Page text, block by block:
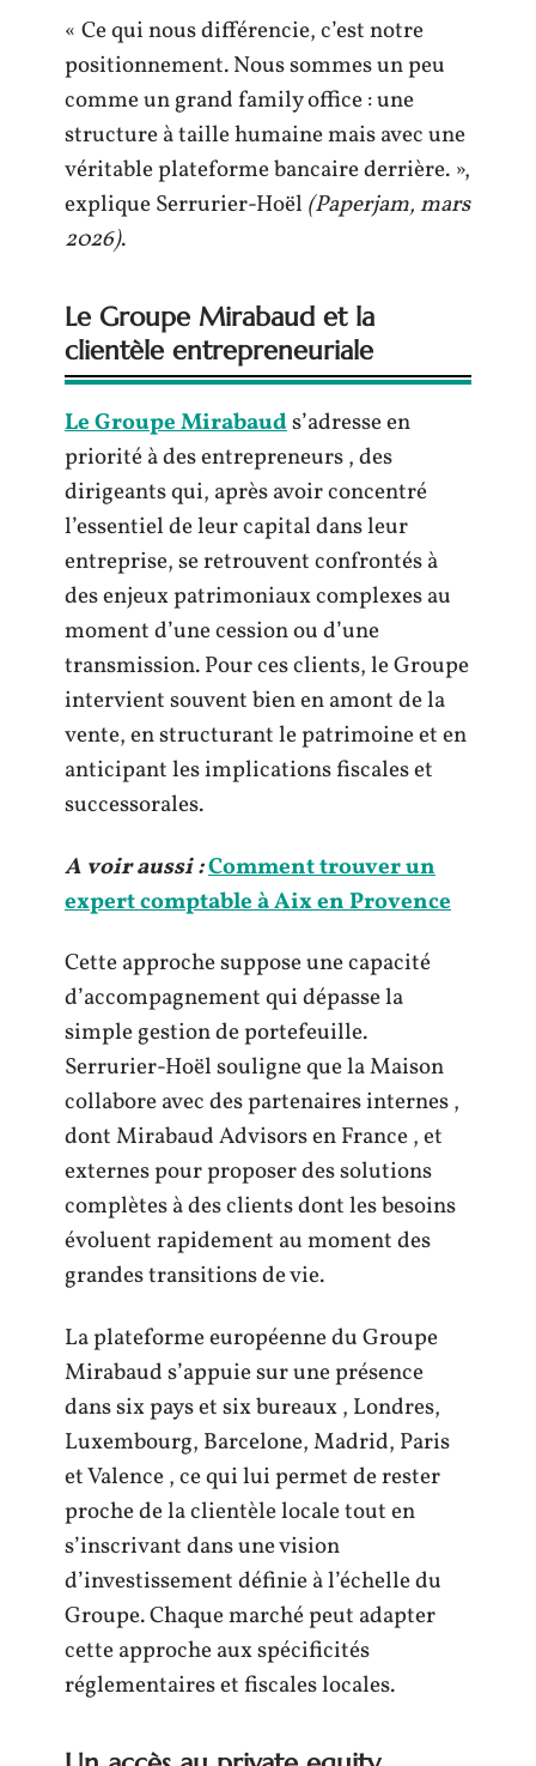
« Ce qui nous différencie, c’est notre
positionnement. Nous sommes un peu
comme un grand family office : une
structure à taille humaine mais avec une
véritable plateforme bancaire derrière. »,
explique Serrurier-Hoël (Paperjam, mars
2026).
Le Groupe Mirabaud et la
clientèle entrepreneuriale
Le Groupe Mirabauds’adresse en
priorité à des entrepreneurs , des
dirigeants qui, après avoir concentré
l’essentiel de leur capital dans leur
entreprise, se retrouvent confrontés à
des enjeux patrimoniaux complexes au
moment d’une cession ou d’une
transmission. Pour ces clients, le Groupe
intervient souvent bien en amont de la
vente, en structurant le patrimoine et en
anticipant les implications fiscales et
successorales.
A voir aussi :Comment trouver un
expert comptable à Aix en Provence
Cette approche suppose une capacité
d’accompagnement qui dépasse la
simple gestion de portefeuille.
Serrurier-Hoël souligne que la Maison
collabore avec des partenaires internes ,
dont Mirabaud Advisors en France , et
externes pour proposer des solutions
complètes à des clients dont les besoins
évoluent rapidement au moment des
grandes transitions de vie.
La plateforme européenne du Groupe
Mirabaud s’appuie sur une présence
dans six pays et six bureaux , Londres,
Luxembourg, Barcelone, Madrid, Paris
et Valence , ce qui lui permet de rester
proche de la clientèle locale tout en
s’inscrivant dans une vision
d’investissement définie à l’échelle du
Groupe. Chaque marché peut adapter
cette approche aux spécificités
réglementaires et fiscales locales.